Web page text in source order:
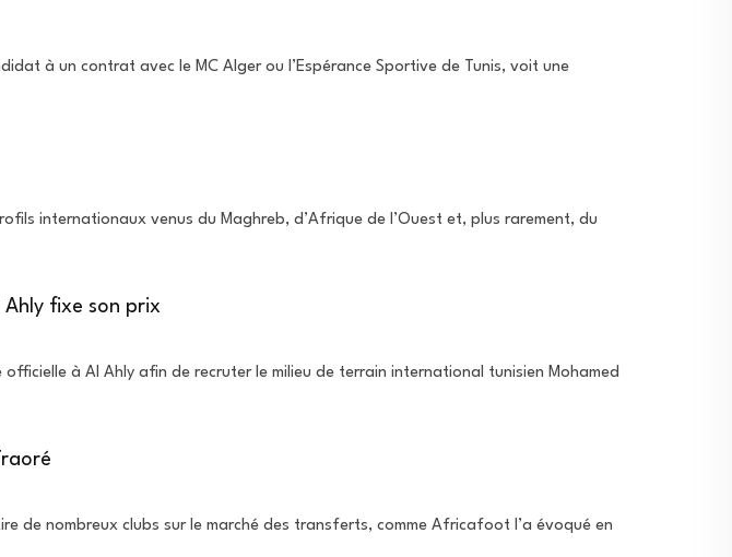
à un contrat avec le MC Alger ou l’Espérance Sportive de Tunis, voit une
internationaux venus du Maghreb, d’Afrique de l’Ouest et, plus rarement, du
Ahly fixe son prix
à Al Ahly afin de recruter le milieu de terrain international tunisien Mohamed
nombreux clubs sur le marché des transferts, comme Africafoot l’a évoqué en